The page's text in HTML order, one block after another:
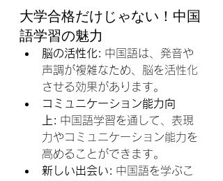
大学合格だけじゃない！中国
語学習の魅力
脳の活性化: 中国語は、発音や
声調が複雑なため、脳を活性化
させる効果があります。
コミュニケーション能力向
上: 中国語学習を通して、表現
力やコミュニケーション能力を
高めることができます。
新しい出会い: 中国語を学ぶこ